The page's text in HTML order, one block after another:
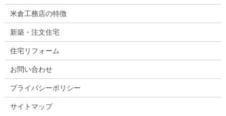
米倉工務店の特徴
新築・注文住宅
住宅リフォーム
お問い合わせ
プライバシーポリシー
サイトマップ